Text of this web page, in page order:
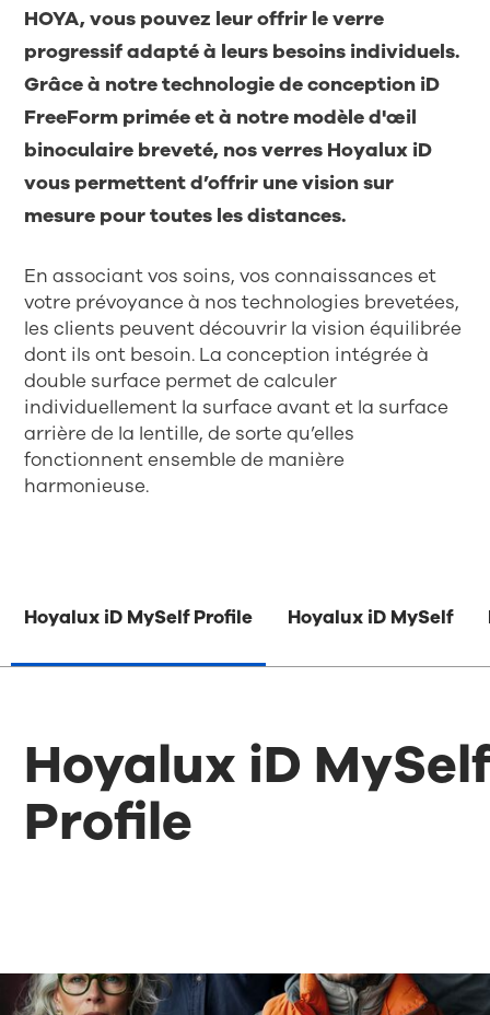
HOYA, vous pouvez leur offrir le verre
progressif adapté à leurs besoins individuels.
Grâce à notre technologie de conception iD
FreeForm primée et à notre modèle d'œil
binoculaire breveté, nos verres Hoyalux iD
vous permettent d’offrir une vision sur
mesure pour toutes les distances.
En associant vos soins, vos connaissances et
votre prévoyance à nos technologies brevetées,
les clients peuvent découvrir la vision équilibrée
dont ils ont besoin. La conception intégrée à
double surface permet de calculer
individuellement la surface avant et la surface
arrière de la lentille, de sorte qu’elles
fonctionnent ensemble de manière
harmonieuse.
Hoyalux iD MySelf Profile Hoyalux iD MySelf
Hoyalux iD
Profile